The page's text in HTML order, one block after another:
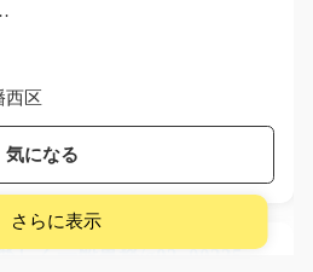
西区
気になる
しく一般事務/g02_00235